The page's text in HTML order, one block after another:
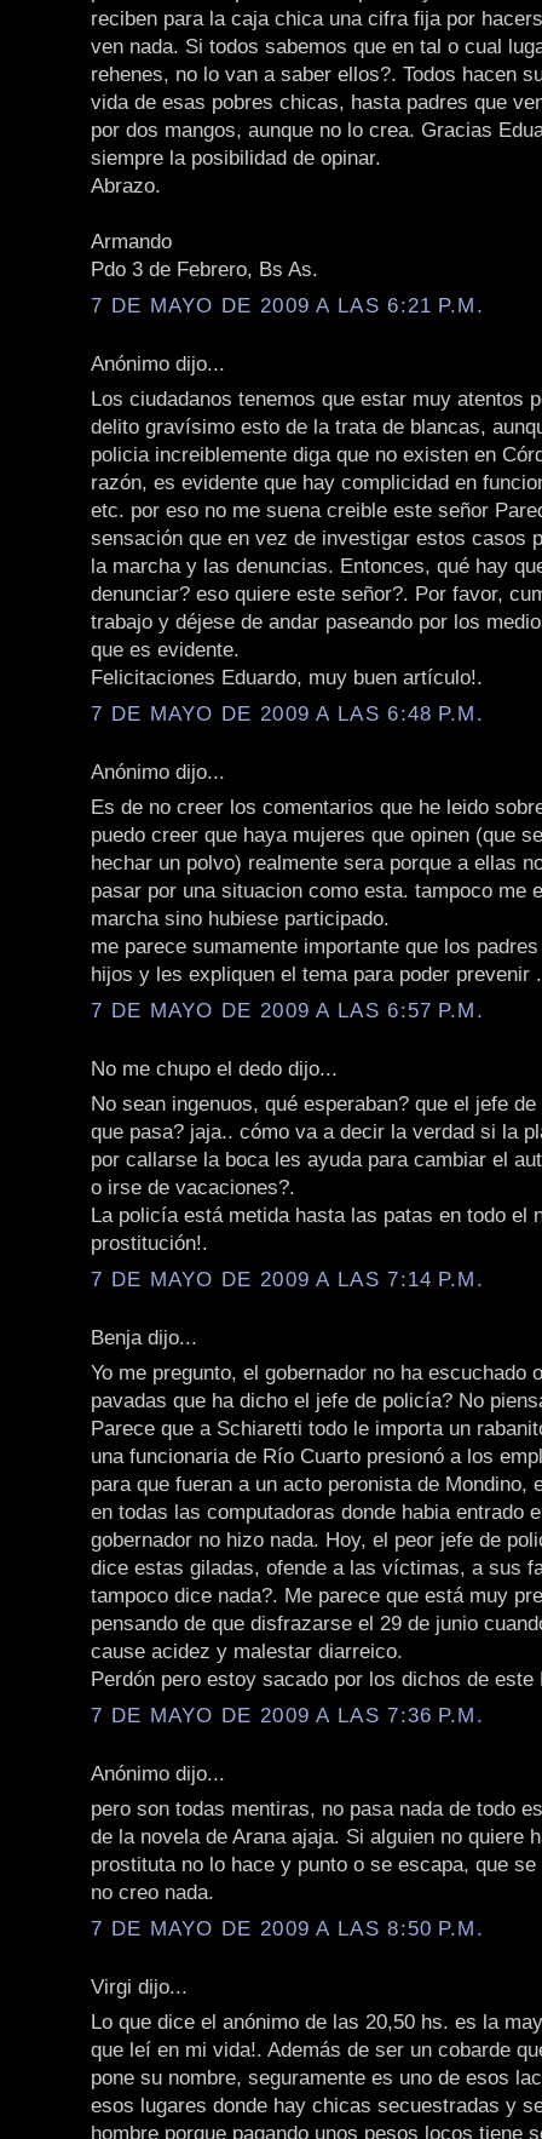
reciben para la caja chica una cifra fija por
ven nada. Si todos sabemos que en tal o cual
rehenes, no lo van a saber ellos?. Todos hacen
vida de esas pobres chicas, hasta padres que
por dos mangos, aunque no lo crea. Gracias
siempre la posibilidad de opinar.
Abrazo.
Armando
Pdo 3 de Febrero, Bs As.
7 DE MAYO DE 2009 A LAS 6:21 P.M.
Anónimo dijo...
Los ciudadanos tenemos que estar muy atentos
delito gravísimo esto de la trata de blancas,
policia increiblemente diga que no existen en
razón, es evidente que hay complicidad en
etc. por eso no me suena creible este señor
sensación que en vez de investigar estos casos
la marcha y las denuncias. Entonces, qué hay
denunciar? eso quiere este señor?. Por favor,
trabajo y déjese de andar paseando por los
que es evidente.
Felicitaciones Eduardo, muy buen artículo!.
7 DE MAYO DE 2009 A LAS 6:48 P.M.
Anónimo dijo...
Es de no creer los comentarios que he leido
puedo creer que haya mujeres que opinen (que
hechar un polvo) realmente sera porque a ellas
pasar por una situacion como esta. tampoco me
marcha sino hubiese participado.
me parece sumamente importante que los
hijos y les expliquen el tema para poder prevenir .
7 DE MAYO DE 2009 A LAS 6:57 P.M.
No me chupo el dedo dijo...
No sean ingenuos, qué esperaban? que el jefe
que pasa? jaja.. cómo va a decir la verdad si la
por callarse la boca les ayuda para cambiar el
o irse de vacaciones?.
La policía está metida hasta las patas en todo el
prostitución!.
7 DE MAYO DE 2009 A LAS 7:14 P.M.
Benja dijo...
Yo me pregunto, el gobernador no ha escuchado
pavadas que ha dicho el jefe de policía? No
Parece que a Schiaretti todo le importa un
una funcionaria de Río Cuarto presionó a los
para que fueran a un acto peronista de Mondino,
en todas las computadoras donde habia entrado
gobernador no hizo nada. Hoy, el peor jefe de
dice estas giladas, ofende a las víctimas, a sus
tampoco dice nada?. Me parece que está muy
pensando de que disfrazarse el 29 de junio
cause acidez y malestar diarreico.
Perdón pero estoy sacado por los dichos de este
7 DE MAYO DE 2009 A LAS 7:36 P.M.
Anónimo dijo...
pero son todas mentiras, no pasa nada de todo
de la novela de Arana ajaja. Si alguien no quiere
prostituta no lo hace y punto o se escapa, que
no creo nada.
7 DE MAYO DE 2009 A LAS 8:50 P.M.
Virgi dijo...
Lo que dice el anónimo de las 20,50 hs. es la
que leí en mi vida!. Además de ser un cobarde
pone su nombre, seguramente es uno de esos
esos lugares donde hay chicas secuestradas y
hombre porque pagando unos pesos locos tiene